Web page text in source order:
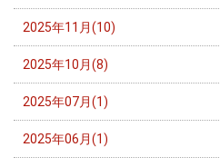
2025年11月(10)
2025年10月(8)
2025年07月(1)
2025年06月(1)